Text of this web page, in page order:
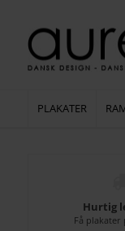
PLAKATER
Hurtig
Få plakater